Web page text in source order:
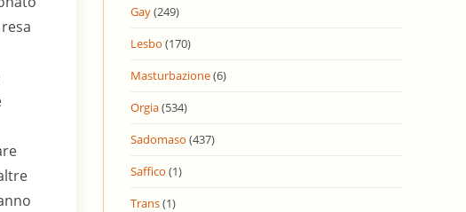
Gay(249)
Lesbo (170)
Masturbazione(6)
Orgia(534)
Sadomaso (437)
Saffico (1)
Trans(1)